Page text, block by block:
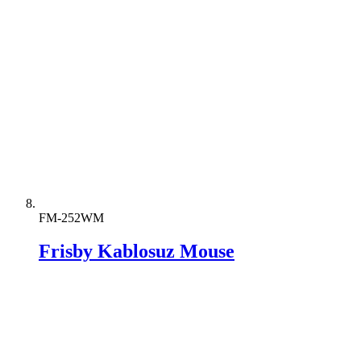
FM-252WM
Frisby Kablosuz Mouse